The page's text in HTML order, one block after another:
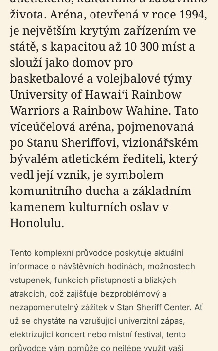
života. Aréna, otevřená v roce 1994,
je největším krytým zařízením ve
státě, s kapacitou až 10 300 míst a
slouží jako domov pro
basketbalové a volejbalové týmy
University of Hawaiʻi Rainbow
Warriors a Rainbow Wahine. Tato
víceúčelová aréna, pojmenovaná
po Stanu Sheriffovi, vizionářském
bývalém atletickém řediteli, který
vedl její vznik, je symbolem
komunitního ducha a základním
kamenem kulturních oslav v
Honolulu.
Tento komplexní průvodce poskytuje aktuální
informace o návštěvních hodinách, možnostech
vstupenek, funkcích přístupnosti a blízkých
atrakcích, což zajišťuje bezproblémový a
nezapomenutelný zážitek v Stan Sheriff Center. Ať
už se chystáte na vzrušující univerzitní zápas,
elektrizující koncert nebo místní festival, tento
průvodce vám pomůže co nejlépe využít vaši